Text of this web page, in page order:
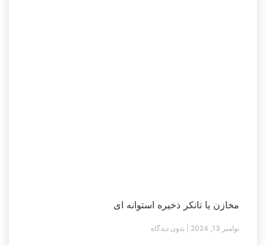
مخازن یا تانکر ذخیره استوانه ای
نوامبر 13, 2024 بدون دیدگاه